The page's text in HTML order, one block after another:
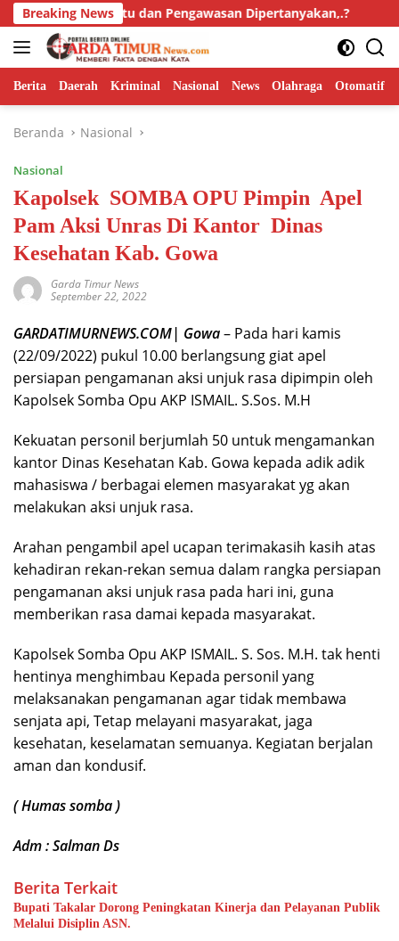
Langsung
ke
konten
Breaking News
Mutu dan Pengawasan Dipertanyakan,.? Isyu
Berita Daerah Kriminal Nasional News Olahraga Otomatif
Beranda Nasional
Nasional
Kapolsek SOMBA OPU Pimpin Apel
Pam Aksi Unras Di Kantor Dinas
Kesehatan Kab. Gowa
Garda Timur News
September 22, 2022
GARDATIMURNEWS.COM| Gowa– Pada hari kamis
(22/09/2022) pukul 10.00 berlangsung giat apel
persiapan pengamanan aksi unjuk rasa dipimpin oleh
Kapolsek Somba Opu AKP ISMAIL. S.Sos. M.H
Kekuatan personil berjumlah 50 untuk mengamankan
kantor Dinas Kesehatan Kab. Gowa kepada adik adik
mahasiswa / berbagai elemen masyarakat yg akan
melakukan aksi unjuk rasa.
Arahan pengambil apel ucapan terimakasih kasih atas
kehadiran rekan-rekan semua dalam rangka persiapan
pengamanan aksi unjuk rasa pada hari ini, guna
memberikan rasa damai kepada masyarakat.
Kapolsek Somba Opu AKP ISMAIL. S. Sos. M.H. tak henti
hentinya menghimbau Kepada personil yang
melaksanakan pengamanan agar tidak membawa
senjata api, Tetap melayani masyarakat, jaga
kesehatan, keselamatan semuanya. Kegiatan berjalan
aman dan kondusif.
( Humas somba )
Adm : Salman Ds
Berita Terkait
Bupati Takalar Dorong Peningkatan Kinerja dan Pelayanan Publik
Melalui Disiplin ASN.